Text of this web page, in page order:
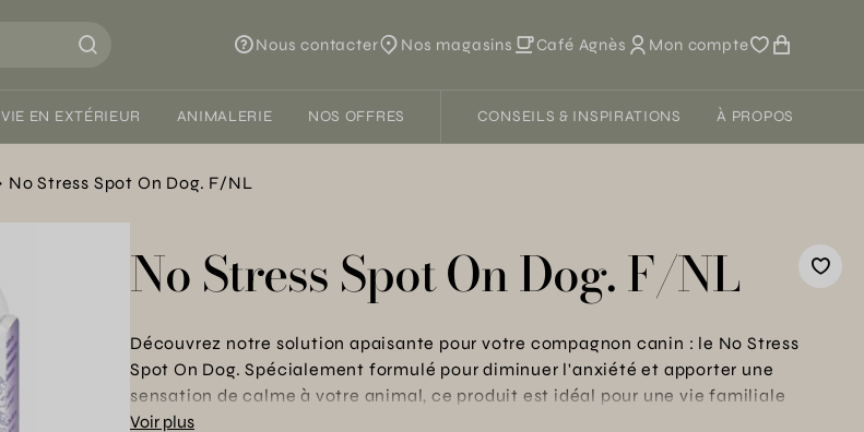
Nous contacter Nos magasins Café Agnès Mon compte
VIE EN EXTÉRIEUR ANIMALERIE NOS OFFRES CONSEILS & INSPIRATIONS À PROPOS
No Stress Spot On Dog. F/NL
No Stress Spot On Dog. F/NL
Découvrez notre solution apaisante pour votre compagnon canin : le No Stress
Spot On Dog. Spécialement formulé pour diminuer l'anxiété et apporter une
sensation de calme à votre animal, ce produit est idéal pour une vie familiale
harmonieuse. Facile à appliquer et sûr pour votre chien, il assure son bien-être lors
Voir plus